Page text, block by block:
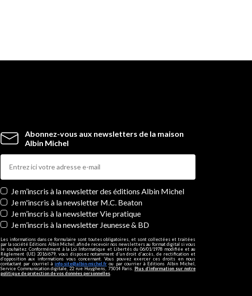
Abonnez-vous aux newsletters de la maison
Albin Michel
Newsletters
Je m’inscris à la newsletter des éditions Albin Michel
Je m'inscris à la newsletter M.C. Beaton
Je m’inscris à la newsletter Vie pratique
Je m’inscris à la newsletter Jeunesse & BD
Les informations dans ce formulaire sont toutes obligatoires, et sont collectées et traitées
par la société Editions Albin Michel, afin de recevoir nos newsletters au format digital si vous
le souhaitez. Conformément à la Loi Informatique et Libertés du 06/01/1978 modifiée et au
Règlement (UE) 2016/679, vous disposez notamment d'un droit d'accès, de rectification et
d’opposition aux informations vous concernant. Vous pouvez exercer ces droits en nous
contactant par courriel àinfo-site@albin-michel.fr ou par courrier à Editions Albin Michel,
Service Communication digitale, 22 rue Huyghens, 75014 Paris. Plus d’information sur notre
politique de protection de vos données personnelles